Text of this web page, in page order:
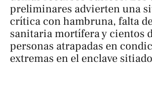
preliminares advierten una
crítica con hambruna, falta
sanitaria mortífera y cientos
personas atrapadas en
extremas en el enclave